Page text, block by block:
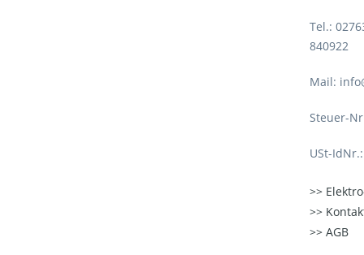
Tel.:
840922
Mail:
Steuer-
USt-
AGB